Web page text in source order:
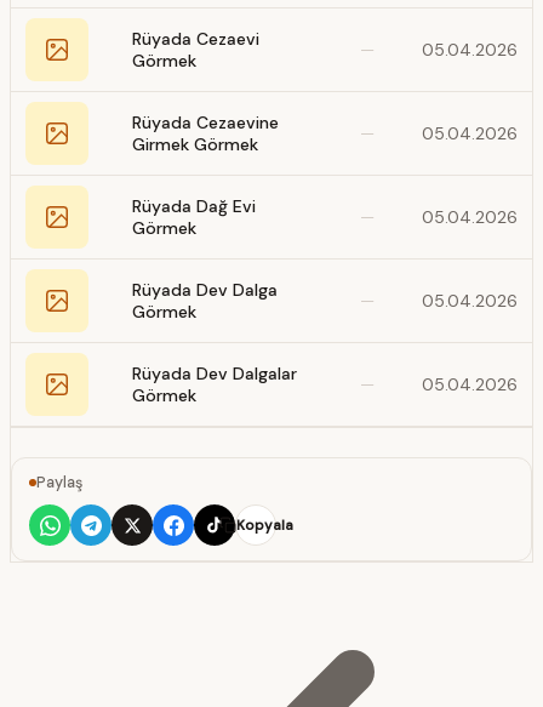
Rüyada Cezaevi
Görmek
— 05.04.2026
Rüyada Cezaevine
Girmek Görmek
— 05.04.2026
Rüyada Dağ Evi
Görmek
— 05.04.2026
Rüyada Dev Dalga
Görmek
— 05.04.2026
Rüyada Dev Dalgalar
Görmek
— 05.04.2026
Paylaş
Kopyala